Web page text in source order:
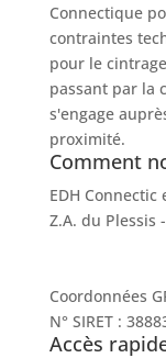
Connectique
contraintes
pour le
passant par la
s'engage
proximité.
Comment
EDH
Z.A. du Plessis
Coordonnées
N° SIRET :
Accès